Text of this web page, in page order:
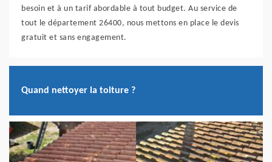
besoin et à un tarif abordable à tout budget. Au service de
tout le département 26400, nous mettons en place le devis
gratuit et sans engagement.
Quand nettoyer la toiture ?